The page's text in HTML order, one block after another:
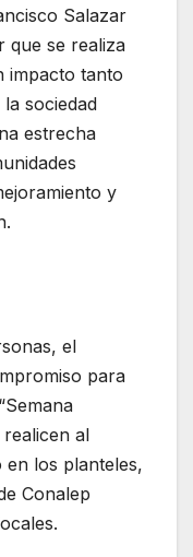
Salazar
que se realiza
impacto tanto
sociedad
estrecha
y
el
para
realicen al
los planteles,
Conalep